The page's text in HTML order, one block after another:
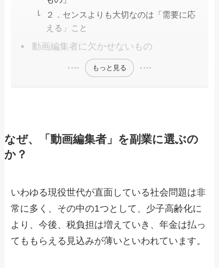
２．センスよりも大切なのは「需要に応
える」こと
動画編集者に欠かせないもの
もっと見る
なぜ、「動画編集者」を副業に選ぶの
か？
いわゆる現役世代が直面している社会問題は非
常に多く、その中の1つとして、少子高齢化に
より、今後、税負担は増えていき、年金は払っ
てももらえる見込みが薄いといわれています。